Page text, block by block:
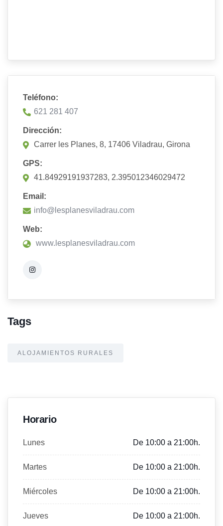
Teléfono:
621 281 407
Dirección:
Carrer les Planes, 8, 17406 Viladrau, Girona
GPS:
41.84929191937283, 2.395012346029472
Email:
info@lesplanesviladrau.com
Web:
www.lesplanesviladrau.com
Tags
ALOJAMIENTOS RURALES
Horario
Lunes De 10:00 a 21:00h.
Martes De 10:00 a 21:00h.
Miércoles De 10:00 a 21:00h.
Jueves De 10:00 a 21:00h.